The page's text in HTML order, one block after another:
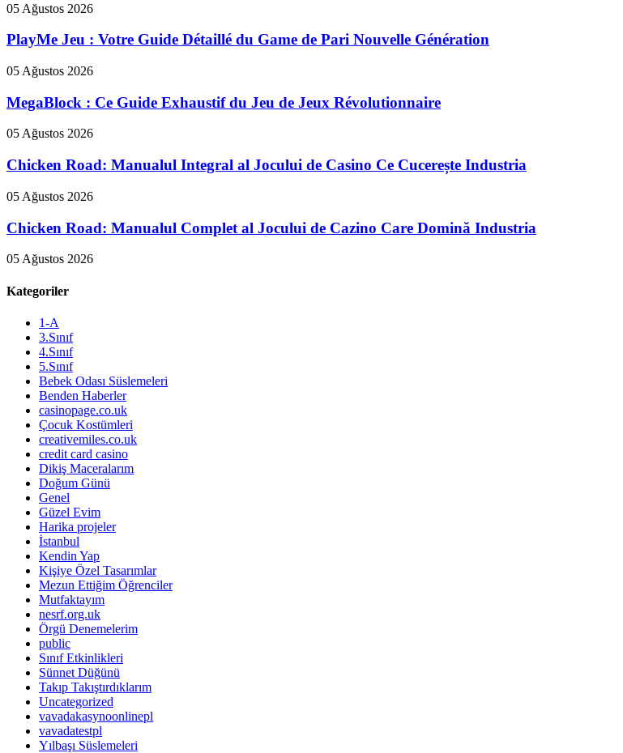
05 Ağustos 2026
PlayMe Jeu : Votre Guide Détaillé du Game de Pari Nouvelle Génération
05 Ağustos 2026
MegaBlock : Ce Guide Exhaustif du Jeu de Jeux Révolutionnaire
05 Ağustos 2026
Chicken Road: Manualul Integral al Jocului de Casino Ce Cucerește Industria
05 Ağustos 2026
Chicken Road: Manualul Complet al Jocului de Cazino Care Domină Industria
05 Ağustos 2026
Kategoriler
1-A
3.Sınıf
4.Sınıf
5.Sınıf
Bebek Odası Süslemeleri
Benden Haberler
casinopage.co.uk
Çocuk Kostümleri
creativemiles.co.uk
credit card casino
Dikiş Maceralarım
Doğum Günü
Genel
Güzel Evim
Harika projeler
İstanbul
Kendin Yap
Kişiye Özel Tasarımlar
Mezun Ettiğim Öğrenciler
Mutfaktayım
nesrf.org.uk
Örgü Denemelerim
public
Sınıf Etkinlikleri
Sünnet Düğünü
Takıp Takıştırdıklarım
Uncategorized
vavadakasynoonlinepl
vavadatestpl
Yılbaşı Süslemeleri